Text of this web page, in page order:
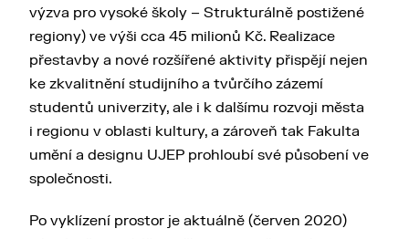
Dům umění Ústí nad Labem je vyjádřením
sebevědomého potenciálu místní umělecké scény,
chce být bránou do dynamických struktur
současného výtvarného umění, rozevírá se
různorodým podnětům mezinárodního
uměleckého provozu, akceleruje prostupnost
vzdělávání, výzkumu i jejich praktického využití
a představuje otevřený kreativní prostor mezi
výzva pro vysoké školy – Strukturálně postižené
regiony) ve výši cca 45 milionů Kč. Realizace
přestavby a nové rozšířené aktivity přispějí nejen
ke zkvalitnění studijního a tvůrčího zázemí
studentů univerzity, ale i k dalšímu rozvoji města
i regionu v oblasti kultury, a zároveň tak Fakulta
umění a designu UJEP prohloubí své působení ve
společnosti.
Po vyklízení prostor je aktuálně (červen 2020)